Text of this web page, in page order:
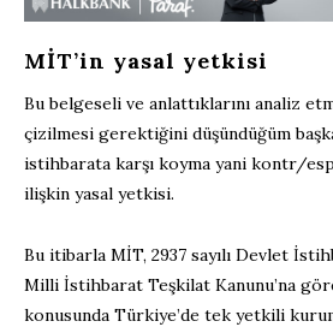
MİT’in yasal yetkisi
Bu belgeseli ve anlattıklarını analiz
çizilmesi gerektiğini düşündüğüm
istihbarata karşı koyma yani kontr/
ilişkin yasal yetkisi.
Bu itibarla MİT, 2937 sayılı Devlet
Milli İstihbarat Teşkilat Kanunu’na
konusunda Türkiye’de tek yetkili